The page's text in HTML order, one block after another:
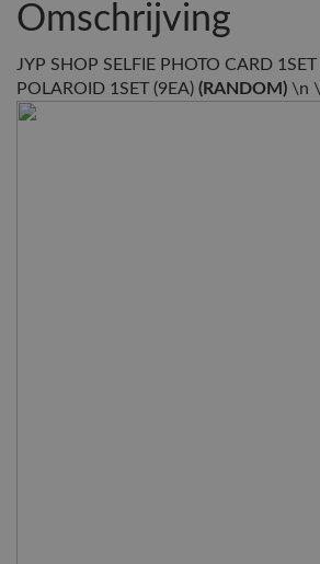
Omschrijving
JYP SHOP SELFIE PHOTO CARD 1SET
POLAROID 1SET (9EA) (RANDOM) \n